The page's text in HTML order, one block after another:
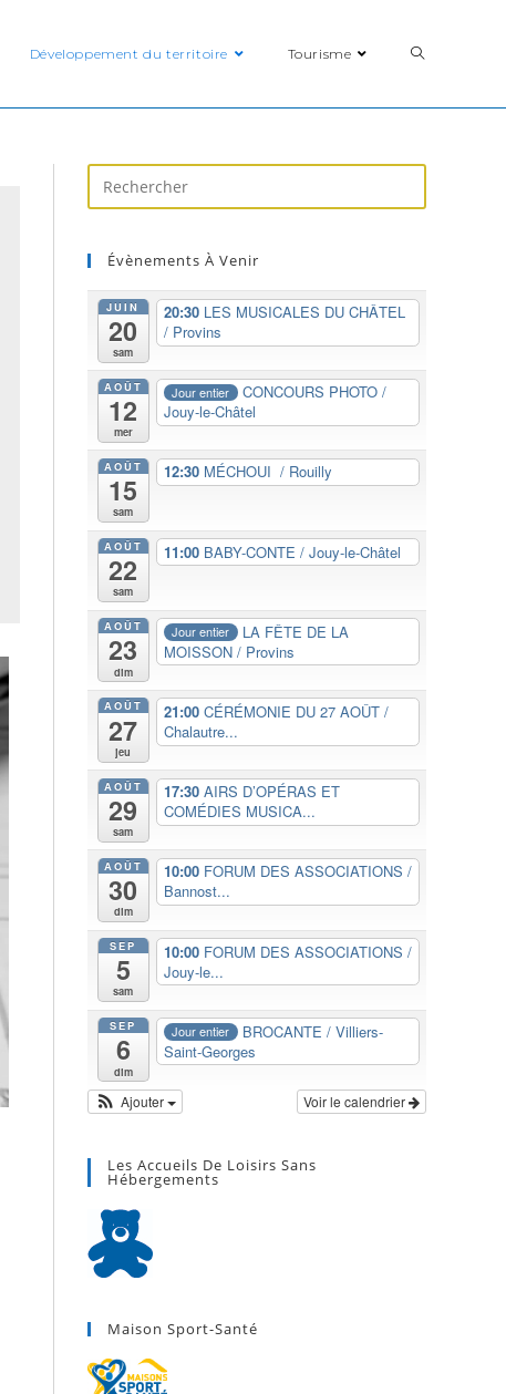
Développement du territoire Tourisme
Évènements À Venir
JUIN
20
sam
20:30 LES MUSICALES DU CHÂTEL
/ Provins
AOÛT
12
mer
Jour entier
CONCOURS PHOTO /
Jouy-le-Châtel
AOÛT
15
sam
12:30 MÉCHOUI / Rouilly
AOÛT
22
sam
11:00 BABY-CONTE / Jouy-le-Châtel
AOÛT
23
dim
Jour entier
LA FÊTE DE LA
MOISSON / Provins
AOÛT
27
jeu
21:00 CÉRÉMONIE DU 27 AOÛT /
Chalautre...
AOÛT
29
sam
17:30 AIRS D’OPÉRAS ET
COMÉDIES MUSICA...
AOÛT
30
dim
10:00 FORUM DES ASSOCIATIONS /
Bannost...
SEP
5
sam
10:00 FORUM DES ASSOCIATIONS /
Jouy-le...
SEP
6
dim
Jour entier
BROCANTE / Villiers-
Saint-Georges
Voir le calendrier
Ajouter
Les Accueils De Loisirs Sans
Hébergements
Maison Sport-Santé